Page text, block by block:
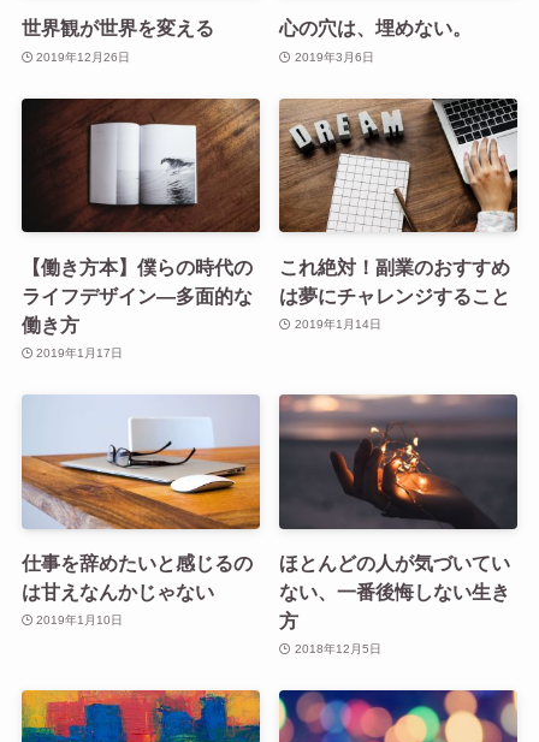
世界観が世界を変える
2019年12月26日
心の穴は、埋めない。
2019年3月6日
【働き方本】僕らの時代の
ライフデザイン―多面的な
働き方
2019年1月17日
これ絶対！副業のおすすめ
は夢にチャレンジすること
2019年1月14日
仕事を辞めたいと感じるの
は甘えなんかじゃない
2019年1月10日
ほとんどの人が気づいてい
ない、一番後悔しない生き
方
2018年12月5日